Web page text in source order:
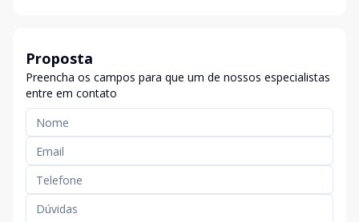
Proposta
Preencha os campos para que um de nossos especialistas
entre em contato